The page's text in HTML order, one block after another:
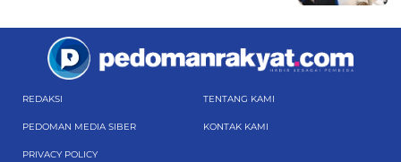
REDAKSI TENTANG KAMI
PEDOMAN MEDIA SIBER KONTAK KAMI
PRIVACY POLICY